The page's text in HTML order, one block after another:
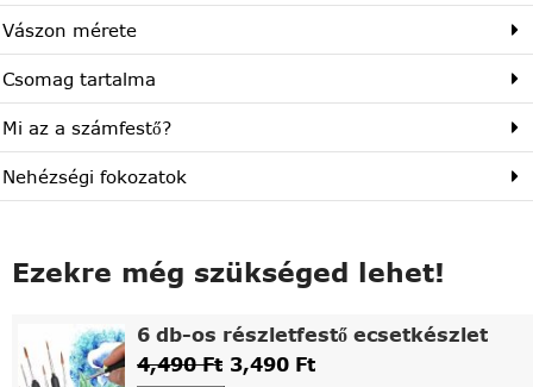
Vászon mérete
Csomag tartalma
Mi az a számfestő?
Nehézségi fokozatok
Ezekre még szükséged lehet!
6 db-os részletfestő ecsetkészlet
4,490Ft 3,490 Ft